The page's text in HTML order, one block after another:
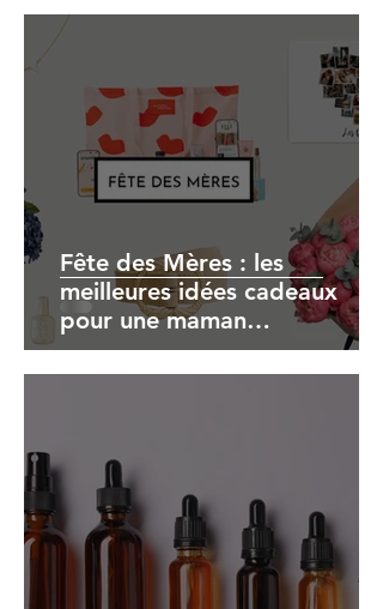
Fête des Mères : les
meilleures idées cadeaux
pour une maman
quarantenaire (comme nous) !